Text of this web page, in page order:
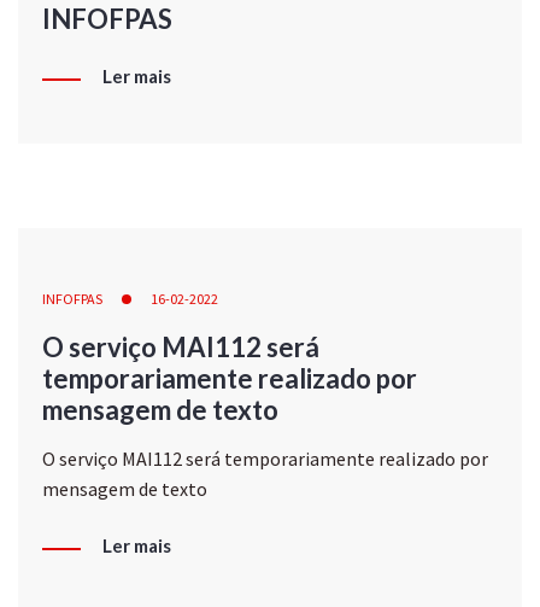
INFOFPAS
Ler mais
INFOFPAS 16-02-2022
O serviço MAI112 será
temporariamente realizado por
mensagem de texto
O serviço MAI112 será temporariamente realizado por
mensagem de texto
Ler mais